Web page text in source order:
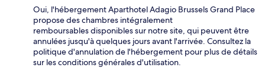
Oui, l'hébergement Aparthotel Adagio Brussels Grand Place
propose des chambres intégralement
remboursables disponibles sur notre site, qui peuvent être
annulées jusqu'à quelques jours avant l'arrivée. Consultez la
politique d'annulation de l'hébergement pour plus de détails
sur les conditions générales d'utilisation.